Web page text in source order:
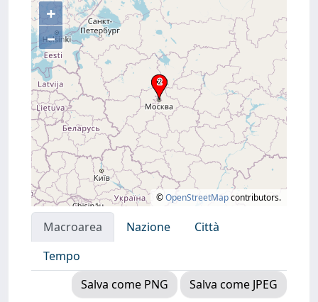
+
–
©OpenStreetMapcontributors.
Macroarea Nazione
Città
Tempo
Salva come PNG
Salva come JPEG